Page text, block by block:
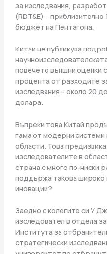
за изследвания,
(RDT&E) –
бюджет на Пентагона.
Китай не публикува
повечето външни оценки
процента от разходите
изследвания – около 20
долара.
Въпреки това Китай
гама от модерни
области. Това
изследователите в
страна с много по-ниски
поддържа такова широко
иновации?
Заедно с колегите си У
изследовател в отдела
Института за
стратегически